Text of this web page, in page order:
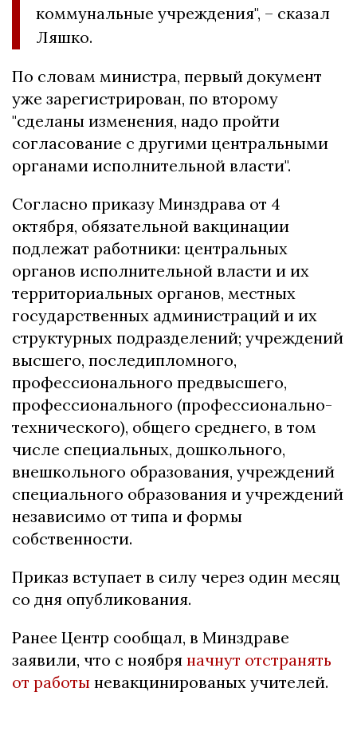
коммунальные учреждения", – сказал
Ляшко.
По словам министра, первый документ
уже зарегистрирован, по второму
"сделаны изменения, надо пройти
согласование с другими центральными
органами исполнительной власти".
Согласно приказу Минздрава от 4
октября, обязательной вакцинации
подлежат работники: центральных
органов исполнительной власти и их
территориальных органов, местных
государственных администраций и их
структурных подразделений; учреждений
высшего, последипломного,
профессионального предвысшего,
профессионального (профессионально-
технического), общего среднего, в том
числе специальных, дошкольного,
внешкольного образования, учреждений
специального образования и учреждений
независимо от типа и формы
собственности.
Приказ вступает в силу через один месяц
со дня опубликования.
Ранее Центр сообщал, в Минздраве
заявили, что с ноября начнут отстранять
от работы невакцинированых учителей.